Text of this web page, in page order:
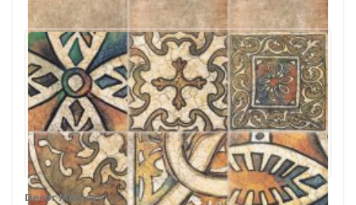
Decor Medievo